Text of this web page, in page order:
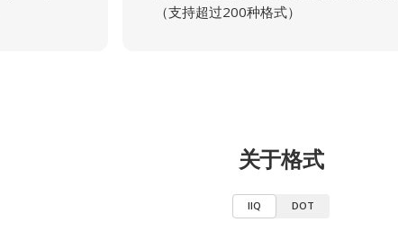
（支持超过200种格式）
关于格式
IIQ DOT